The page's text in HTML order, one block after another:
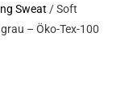
Sweat / Soft
– Öko-Tex-100